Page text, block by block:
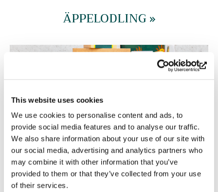
This website uses cookies
We use cookies to personalise content and ads, to
provide social media features and to analyse our traffic.
We also share information about your use of our site with
our social media, advertising and analytics partners who
may combine it with other information that you’ve
provided to them or that they’ve collected from your use
of their services.
ÄPPELODLING »
GÅRDENS ÄPPELPRODUKTER »